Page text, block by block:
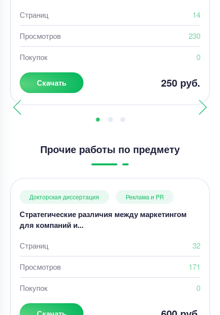
Страниц 14
Просмотров 230
Покупок 0
Скачать 250 руб.
Прочие работы по предмету
Докторская диссертация Реклама и PR
Стратегические различия между маркетингом
для компаний и...
Страниц 32
Просмотров 171
Покупок 0